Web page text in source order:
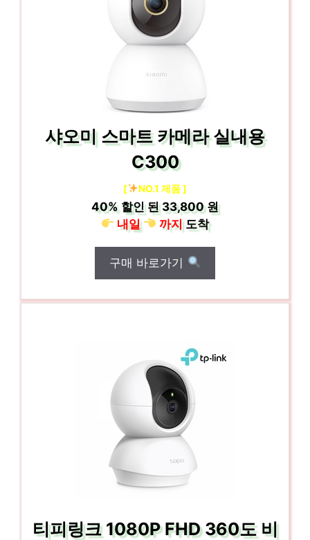
샤오미 스마트 카메라 실내용
C300
[ NO.1 제품 ]
40% 할인 된33,800 원
내일
까지도착
구매 바로가기
티피링크 1080P FHD 360도 비